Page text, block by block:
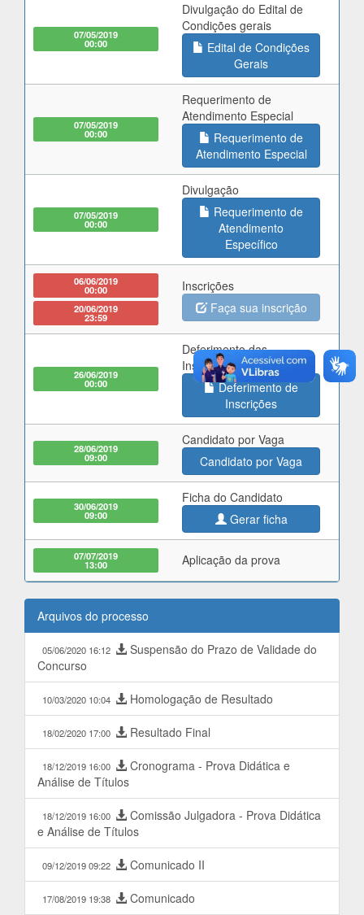
07/05/2019
00:00
Divulgação do Edital de
Condições gerais
Edital de Condições
Gerais
07/05/2019
00:00
Requerimento de
Atendimento Especial
Requerimento de
Atendimento Especial
07/05/2019
00:00
Divulgação
Requerimento de
Atendimento
Específico
06/06/2019
00:00
20/06/2019
23:59
Inscrições
Faça sua inscrição
26/06/2019
00:00
Deferimento das
Inscrições
Deferimento de
Inscrições
28/06/2019
09:00
Candidato por Vaga
Candidato por Vaga
30/06/2019
09:00
Ficha do Candidato
Gerar ficha
07/07/2019
13:00 Aplicação da prova
Arquivos do processo
05/06/2020 16:12
Suspensão do Prazo de Validade do
Concurso
10/03/2020 10:04 Homologação de Resultado
18/02/2020 17:00 Resultado Final
18/12/2019 16:00
Cronograma - Prova Didática e
Análise de Títulos
18/12/2019 16:00
Comissão Julgadora - Prova Didática
e Análise de Títulos
09/12/2019 09:22 Comunicado II
17/08/2019 19:38 Comunicado